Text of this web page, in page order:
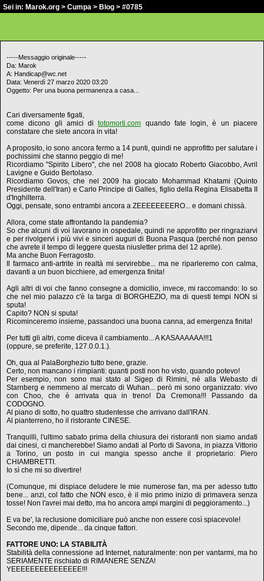
Sei in: Marok.org > Cumpa > Blog > #0785
-----Messaggio originale-----
Da: Marok
A: Handicap@wc.net
Data: Venerdì 27 marzo 2020 03:20
Oggetto: Per una buona permanenza a casa...
Cari diversamente figati,
come dicono gli amici ditotomorti.com quando fate login, è un piacere
constatare che siete ancora in vita!
A proposito, io sono ancora fermo a 14 punti, quindi ne approfitto per salutare i
pochissimi che stanno peggio di me!
Ricordiamo "Spirito Libero", che nel 2008 ha giocato Roberto Giacobbo, Avril
Lavigne e Guido Bertolaso.
Ricordiamo Govos, che nel 2009 ha giocato Mohammad Khatami (Quinto
Presidente dell'Iran) e Carlo Principe di Galles, figlio della Regina Elisabetta II
d'Inghilterra.
Oggi, pensate, sono entrambi ancora a ZEEEEEEEERO... e domani chissà.
Allora, come state affrontando la pandemia?
So che alcuni di voi lavorano in ospedale, quindi ne approfitto per ringraziarvi
e per rivolgervi i più vivi e sinceri auguri di Buona Pasqua (perché non penso
che avrete il tempo di leggere questa niusletter prima del 12 aprile).
Ma anche Buon Ferragosto.
Il farmaco anti-artrite in realtà mi servirebbe... ma ne riparleremo con calma,
davanti a un buon bicchiere, ad emergenza finita!
Agli altri di voi che fanno consegne a domicilio, invece, mi raccomando: lo so
che nel mio palazzo c'è la targa di BORGHEZIO, ma di questi tempi NON si
sputa!
Capito? NON si sputa!
Ricominceremo insieme, passandoci una buona canna, ad emergenza finita!
Per tutti gli altri, come diceva il cambiamento... A KASAAAAAA!!!1
(oppure, se preferite, 127.0.0.1.).
Oh, qua al PalaBorghezio tutto bene, grazie.
Certo, non mancano i rimpianti: quanti posti non ho visto, quando potevo!
Per esempio, non sono mai stato al Sigep di Rimini, né alla Webasto di
Starnberg e nemmeno al mercato di Wuhan... però mi sono organizzato: vivo
con Choo, che è arrivata qua in treno! Da Cremona!!! Passando da
CODOGNO.
Al piano di sotto, ho quattro studentesse che arrivano dall'IRAN.
Al pianterreno, ho il ristorante CINESE.
Tranquilli, l'ultimo sabato prima della chiusura dei ristoranti non siamo andati
dai cinesi, ci mancherebbe! Siamo andati al Porto di Savona, in piazza Vittorio
a Torino, un posto in cui mangia spesso anche il proprietario: Piero
CHIAMBRETTI.
Io sì che mi so divertire!
(Comunque, mi dispiace deludere le mie numerose fan, ma per adesso tutto
bene... anzi, col fatto che NON esco, è il mio primo inizio di primavera senza
tosse! Non l'avrei mai detto, ma ho ancora ampi margini di peggioramento...)
E va be', la reclusione domiciliare può anche non essere così spiacevole!
Secondo me, dipende... da cinque fattori.
FATTORE UNO: LA STABILITÀ
Stabilità della connessione ad Internet, naturalmente: non per vantarmi, ma ho
SERIAMENTE rischiato di RIMANERE SENZA!
YEEEEEEEEEEEEEEE!!!